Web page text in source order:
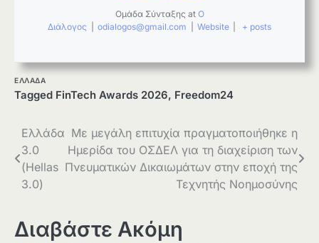
Ομάδα Σύνταξης at Ο
Διάλογος
odialogos@gmail.com Website + posts
ΕΛΛΑΔΑ
Tagged FinTech Awards 2026, Freedom24
Πλοήγηση
άρθρων
Ελλάδα
3.0
(Hellas
3.0)
Με μεγάλη επιτυχία πραγματοποιήθηκε η
Ημερίδα του ΟΣΔΕΛ για τη διαχείριση των
Πνευματικών Δικαιωμάτων στην εποχή της
Τεχνητής Νοημοσύνης
Διαβάστε Ακόμη